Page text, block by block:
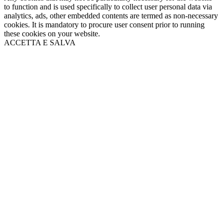
to function and is used specifically to collect user personal data via
analytics, ads, other embedded contents are termed as non-necessary
cookies. It is mandatory to procure user consent prior to running
these cookies on your website.
ACCETTA E SALVA